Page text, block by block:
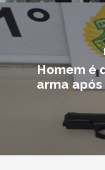
Homem é
arma